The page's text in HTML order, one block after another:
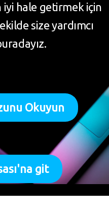
iyi hale getirmek için
size yardımcı
Okuyun
git